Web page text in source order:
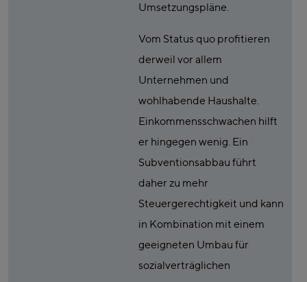
Umsetzungspläne.
Vom Status quo profitieren
derweil vor allem
Unternehmen und
wohlhabende Haushalte.
Einkommensschwachen hilft
er hingegen wenig. Ein
Subventionsabbau führt
daher zu mehr
Steuergerechtigkeit und kann
in Kombination mit einem
geeigneten Umbau für
sozialverträglichen